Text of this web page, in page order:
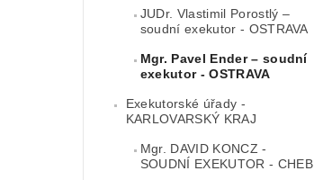
JUDr. Vlastimil Porostlý –
soudní exekutor - OSTRAVA
Mgr. Pavel Ender – soudní
exekutor - OSTRAVA
Exekutorské úřady -
KARLOVARSKÝ KRAJ
Mgr. DAVID KONCZ -
SOUDNÍ EXEKUTOR - CHEB